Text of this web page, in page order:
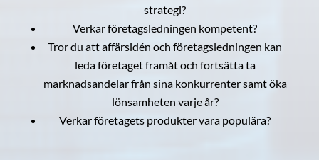
strategi?
Verkar företagsledningen kompetent?
Tror du att affärsidén och företagsledningen kan
leda företaget framåt och fortsätta ta
marknadsandelar från sina konkurrenter samt öka
lönsamheten varje år?
Verkar företagets produkter vara populära?